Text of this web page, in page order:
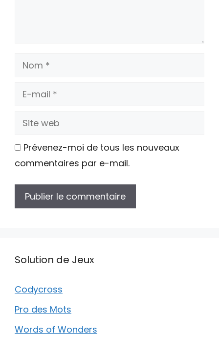
Nom
E-
Site
Prévenez-moi de tous les nouveaux
commentaires par e-mail.
Solution de Jeux
Codycross
Pro des Mots
Words of Wonders